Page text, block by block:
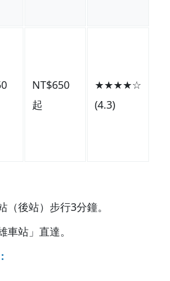
NT$650
起
★★★★☆
(4.3)
（後站）步行3分鐘。
車站」直達。